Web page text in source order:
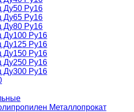
Ду50 Ру16
Ду65 Ру16
Ду80 Ру16
Ду100 Ру16
Ду125 Ру16
Ду150 Ру16
Ду250 Ру16
Ду300 Ру16
Металлопрокат